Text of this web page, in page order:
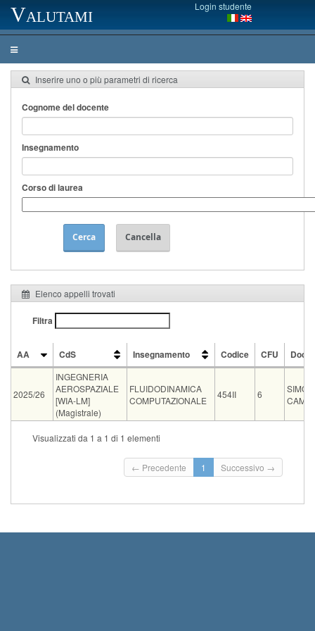
Valutami Login studente
Inserire uno o più parametri di ricerca
Cognome del docente
Insegnamento
Corso di laurea
Cerca Cancella
Elenco appelli trovati
Filtra
AA CdS Insegnamento Codice CFU
CdS
2025/26
INGEGNERIA
AEROSPAZIALE
[WIA-LM]
(Magistrale)
FLUIDODINAMICA
COMPUTAZIONALE
454II 6
Tipo Data e ora Sede Note
Termine
Visualizzati da 1 a 1 di 1 elementi
← Precedente 1 Successivo →